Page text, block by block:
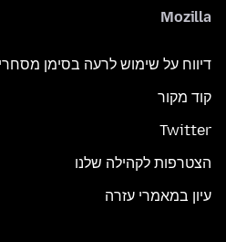
Mozilla
דיווח על שימוש לרעה בסימן מסחרי
קוד מקור
Twitter
הצטרפות לקהילה שלנו
עיון במאמרי עזרה